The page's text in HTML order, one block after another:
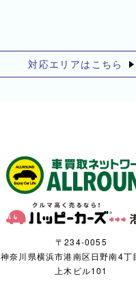
対応エリアはこちら
〒234-0055
神奈川県横浜市港南区日野南4丁
上木ビル101